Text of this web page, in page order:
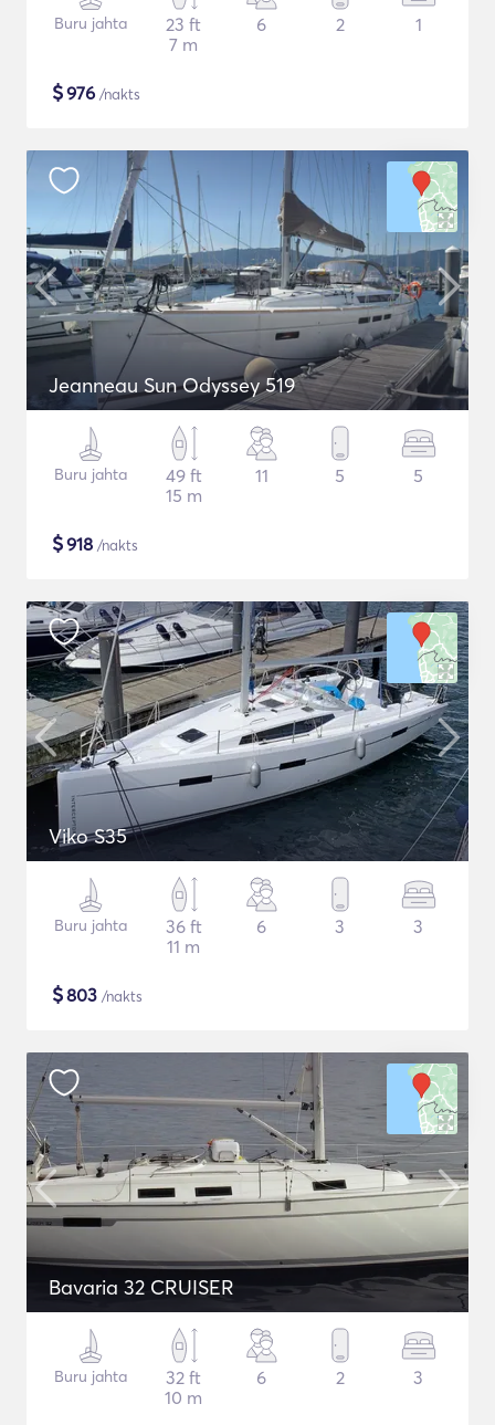
Buru jahta
23 ft
7 m
6 2 1
$976 /nakts
Jeanneau Sun Odyssey 519
Buru jahta
49 ft
15 m
11 5 5
$918 /nakts
Viko S35
Buru jahta
36 ft
11 m
6 3 3
$803 /nakts
Bavaria 32 CRUISER
Buru jahta
32 ft
10 m
6 2 3